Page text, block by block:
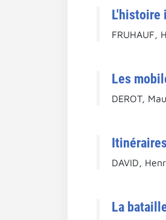
L'histoire
FRUHAUF,
Les
DEROT,
DAVID,
La